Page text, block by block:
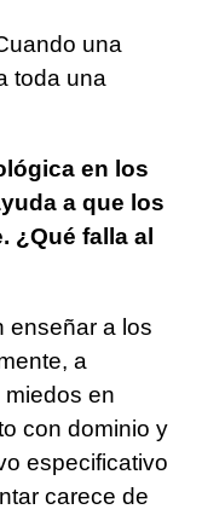
una
toda una
en los
a que los
¿Qué falla al
enseñar a los
a
en
con dominio y
especificativo
carece de